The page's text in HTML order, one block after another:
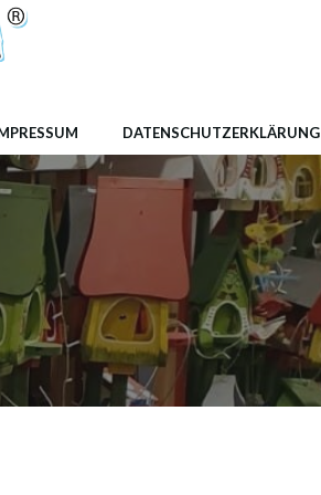
DATENSCHUTZERKLÄRUNG